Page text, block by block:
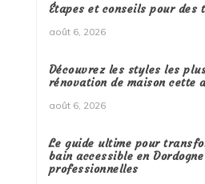
Étapes et conseils pour des
août 6, 2026
Découvrez les styles les
rénovation de maison cette
août 6, 2026
Le guide ultime pour
bain accessible en
professionnelles